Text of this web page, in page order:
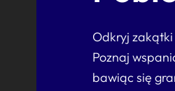
Odkryj
Poznaj
bawiąc się